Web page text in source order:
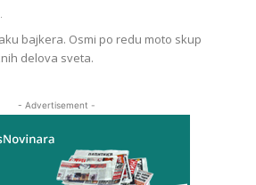
bajkera. Osmi po redu moto skup
delova sveta.
- Advertisement -